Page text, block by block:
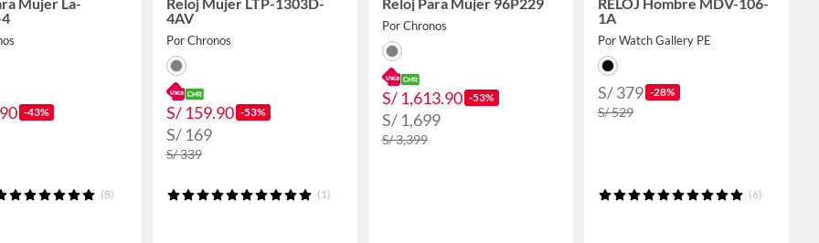
-43%
(8)
4AV
Por Chronos
S/ 159.90 -53%
S/ 169
S/ 339
(1)
Por Chronos
S/ 1,613.90 -53%
S/ 1,699
S/ 3,399
1A
Por Watch Gallery PE
S/ 379 -28%
S/ 529
(6)